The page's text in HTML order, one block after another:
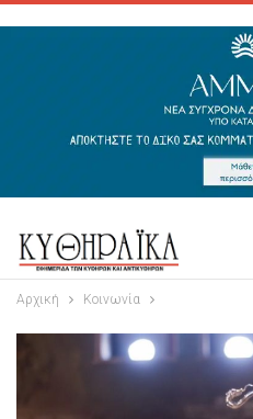
Αρχική Κοινωνία